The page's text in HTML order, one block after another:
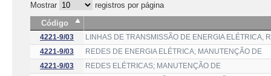
Mostrar
registros por página
Código
4221-9/03
LINHAS DE TRANSMISSÃO DE ENERGIA ELÉTRICA,
4221-9/03
REDES DE ENERGIA ELÉTRICA; MANUTENÇÃO DE
4221-9/03
REDES ELÉTRICAS; MANUTENÇÃO DE